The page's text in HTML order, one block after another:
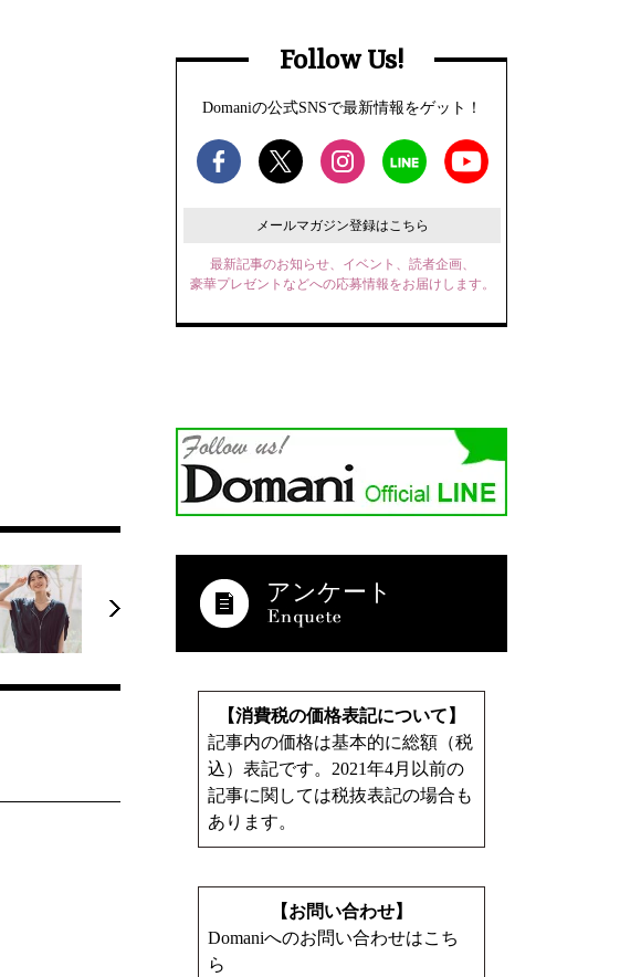
Follow Us!
Domaniの公式SNSで最新情報をゲット！
メールマガジン登録はこちら
最新記事のお知らせ、イベント、読者企画、
豪華プレゼントなどへの応募情報をお届けします。
アンケート
【消費税の価格表記について】
記事内の価格は基本的に総額（税
込）表記です。2021年4月以前の
記事に関しては税抜表記の場合も
あります。
【お問い合わせ】
Domaniへのお問い合わせはこち
ら